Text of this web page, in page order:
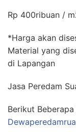
Rp 400ribuan /
*Harga akan
Material yang
di Lapangan
Jasa Peredam
Berikut